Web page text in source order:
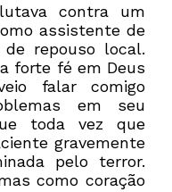
contra um
assistente de
repouso local.
forte fé em Deus
falar comigo
em seu
toda vez que
gravemente
pelo terror.
como coração